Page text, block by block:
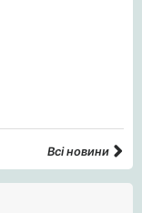
Всі новини